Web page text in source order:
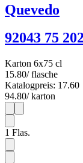
Quevedo
92043 75
Karton 6x75 cl
15.80/ flasche
Katalogpreis: 17.60
94.80/ karton
1
1 Flas.